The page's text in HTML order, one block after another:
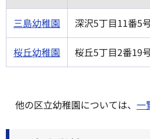
三島幼稚園 深沢5丁目11番5
桜丘幼稚園 桜丘5丁目2番19
他の区立幼稚園については、 一